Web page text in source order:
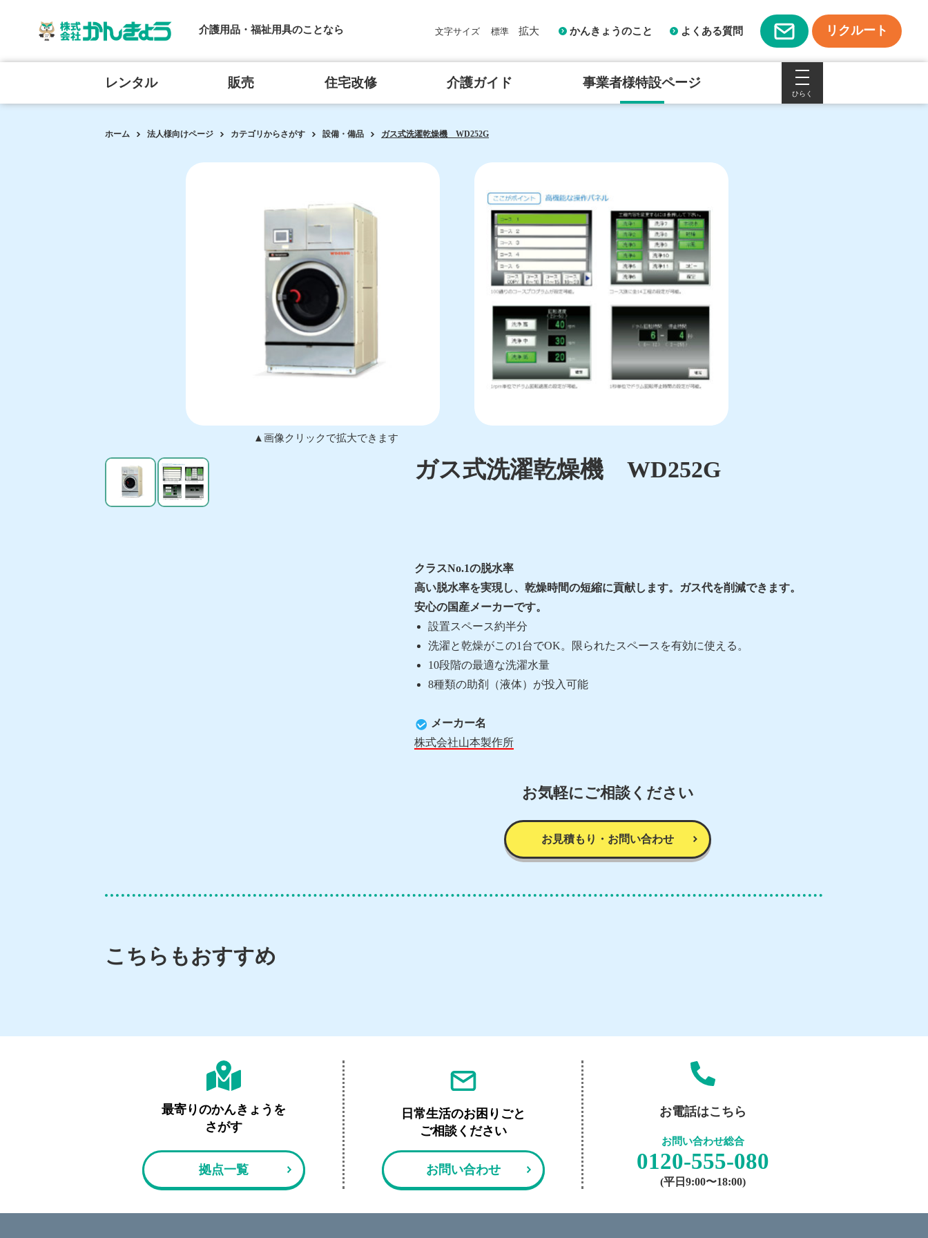
介護用品・福祉用具のことなら 文字サイズ 標準 拡大 かんきょうのこと よくある質問 リクルート
レンタル 販売 住宅改修 介護ガイド 事業者様特設ページ
ホーム 法人様向けページ カテゴリからさがす 設備・備品 ガス式洗濯乾燥機 WD252G
ガス式洗濯乾燥機 WD252G
▲画像クリックで拡大できます
クラスNo.1の脱水率
高い脱水率を実現し、乾燥時間の短縮に貢献します。ガス代を削減できます。
安心の国産メーカーです。
設置スペース約半分
洗濯と乾燥がこの1台でOK。限られたスペースを有効に使える。
10段階の最適な洗濯水量
8種類の助剤（液体）が投入可能
メーカー名
株式会社山本製作所
お気軽にご相談ください
お見積もり・お問い合わせ
こちらもおすすめ
最寄りのかんきょうを
さがす
拠点一覧
日常生活のお困りごと
ご相談ください
お問い合わせ
お電話はこちら
お問い合わせ総合
0120-555-080
(平日9:00〜18:00)